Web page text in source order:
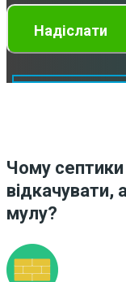
Чому септики
відкачувати,
мулу?